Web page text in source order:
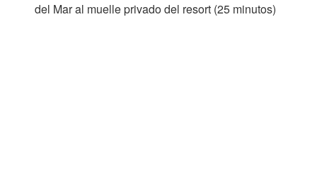
del Mar al muelle privado del resort (25 minutos)